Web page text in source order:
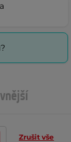
Zrušit vše